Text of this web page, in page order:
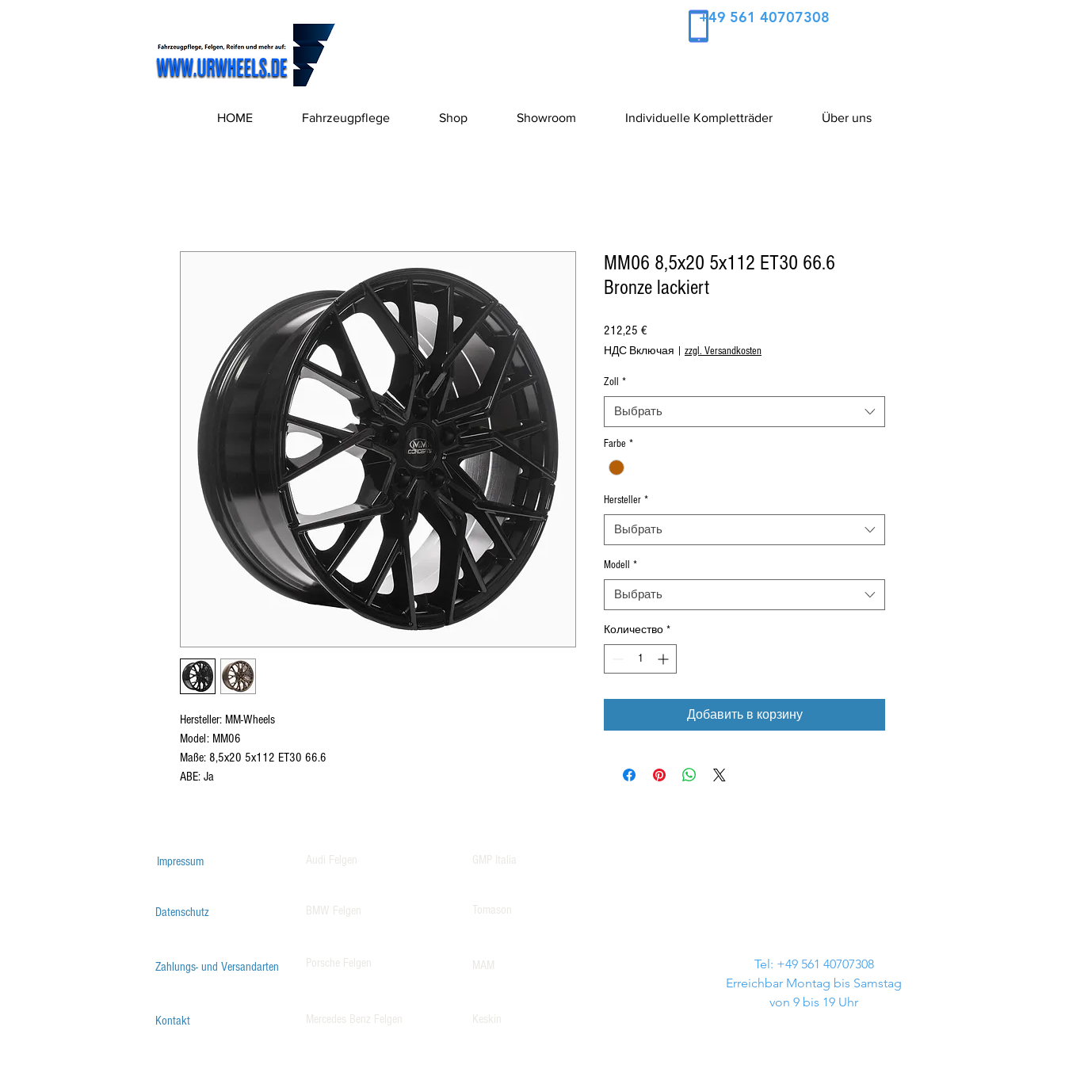
+49 561 40707308
HOME Fahrzeugpflege Shop Showroom Individuelle Kompletträder Über uns
Hersteller: MM-Wheels
Model: MM06
Maße: 8,5x20 5x112 ET30 66.6
ABE: Ja
MM06 8,5x20 5x112 ET30 66.6
Bronze lackiert
212,25 €Цена
НДС Включая zzgl. Versandkosten
Zoll *
Выбрать
Farbe *
Hersteller *
Выбрать
Modell *
Выбрать
Количество *
Добавить в корзину
Impressum
Datenschutz
Zahlungs- und Versandarten
Kontakt
Audi Felgen
BMW Felgen
Porsche Felgen
Mercedes Benz Felgen
GMP Italia
Tomason
MAM
Keskin
Tel: +49 561 40707308
Erreichbar Montag bis Samstag
von 9 bis 19 Uhr